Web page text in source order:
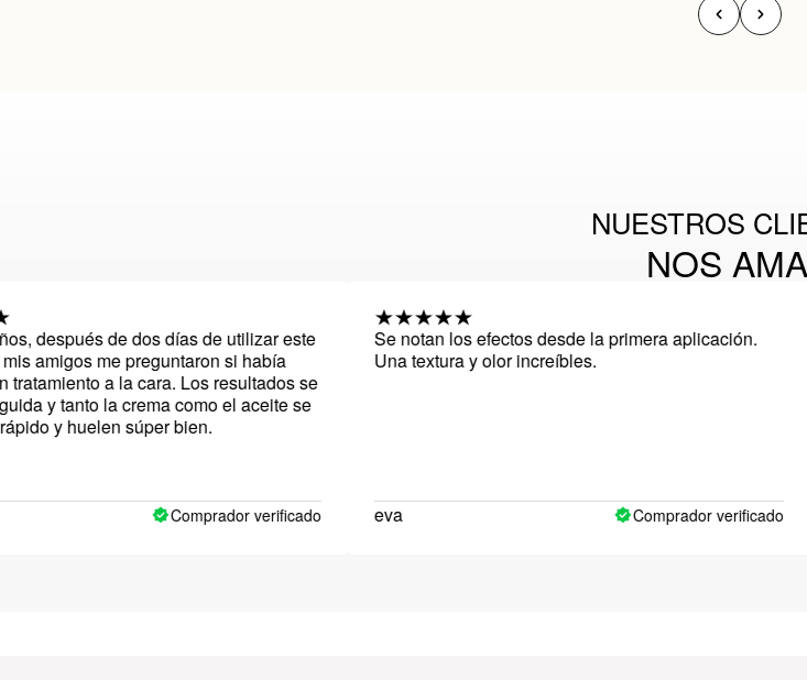
NUESTROS
NOS
de dos días de utilizar este
me preguntaron si había
a la cara. Los resultados se
la crema como el aceite se
huelen súper bien.
Comprador verificado
Se notan los efectos desde la primera aplicación.
Una textura y olor increíbles.
eva Comprador verificado